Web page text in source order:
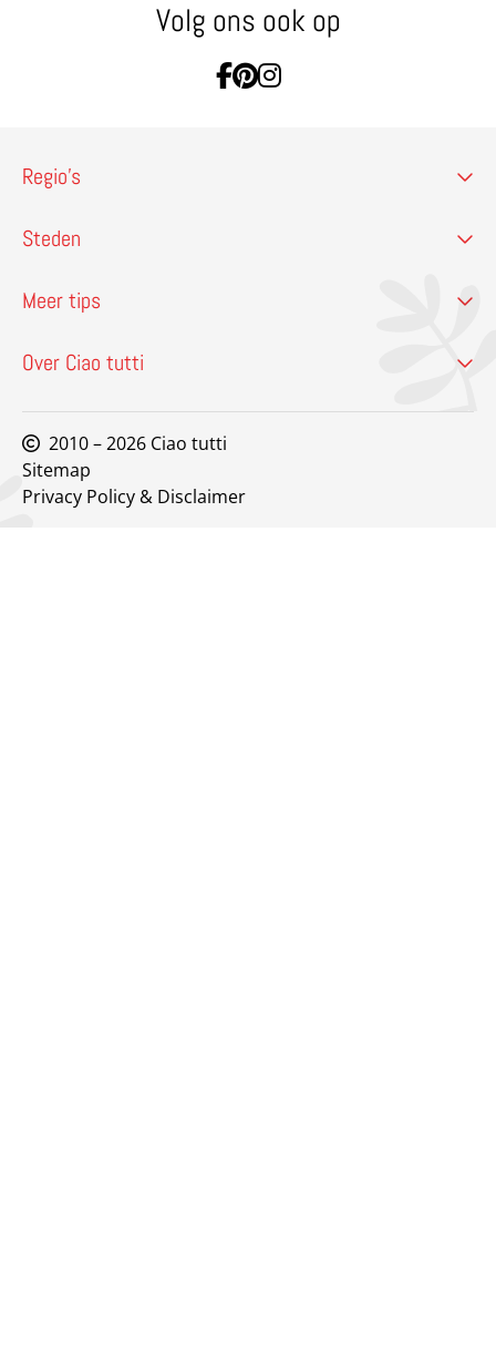
Volg ons ook op
Ga naar Facebook
Ga naar Pinterest
Ga naar Instagram
Regio’s
Steden
Meer tips
Over Ciao tutti
2010 – 2026 Ciao tutti
Sitemap
Privacy Policy & Disclaimer